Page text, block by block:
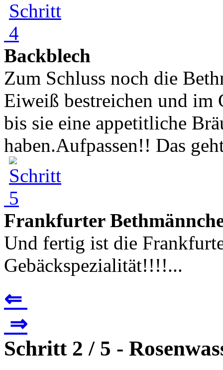
Backblech
Zum Schluss noch die
Eiweiß bestreichen und im
bis sie eine appetitliche
haben.Aufpassen!! Das
Frankfurter
Und fertig ist die
Gebäckspezialität!!!!...
⇐
⇒
Schritt 2 / 5 -